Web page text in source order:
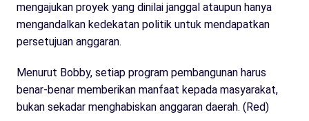
mengajukan proyek yang dinilai janggal ataupun hanya
mengandalkan kedekatan politik untuk mendapatkan
persetujuan anggaran.
Menurut Bobby, setiap program pembangunan harus
benar-benar memberikan manfaat kepada masyarakat,
bukan sekadar menghabiskan anggaran daerah. (Red)